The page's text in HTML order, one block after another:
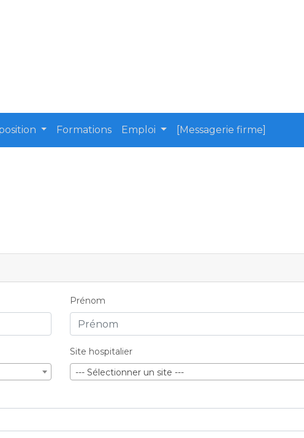
Formations Emploi [Messagerie firme]
Prénom
Site hospitalier
--- Sélectionner un site ---